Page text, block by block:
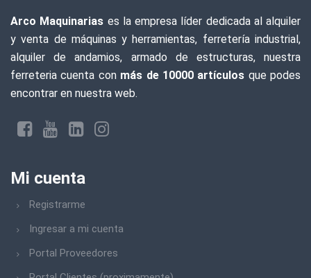
Arco Maquinarias es la empresa líder dedicada al alquiler
y venta de máquinas y herramientas, ferretería industrial,
alquiler de andamios, armado de estructuras, nuestra
ferreteria cuenta con más de 10000 artículos que podes
encontrar en nuestra web.
Mi cuenta
Registrarme
Ingresar a mi cuenta
Portal Proveedores